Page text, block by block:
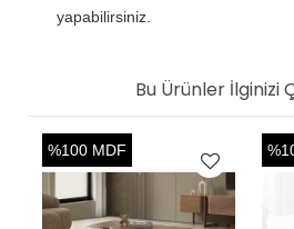
yapabilirsiniz.
Bu Ürünler İlginizi
%100 MDF